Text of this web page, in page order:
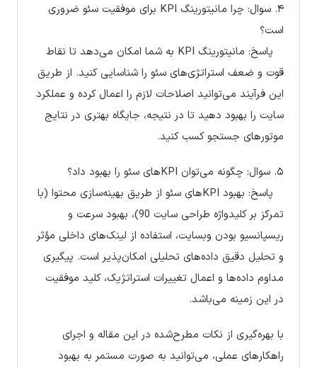
۴. سوال: چرا مانیتورینگ KPI برای موفقیت سئو ضروری
است؟
پاسخ: مانیتورینگ KPI به شما امکان می‌دهد تا نقاط
قوت و ضعف استراتژی‌های سئو را شناسایی کنید. از طریق
این فرآیند می‌توانید اصلاحات لازم را اعمال کرده و عملکرد
سایت را بهبود دهید تا در نتیجه، جایگاه بهتری در نتایج
موتورهای جستجو کسب کنید.
۵. سوال: چگونه می‌توان KPIهای سئو را بهبود داد؟
پاسخ: بهبود KPIهای سئو از طریق بهینه‌سازی محتوا (با
تمرکز بر کلیدواژه طراحی سایت 90)، بهبود سرعت و
ریسپانسیو بودن وبسایت، استفاده از لینک‌های داخلی مؤثر
و تحلیل دقیق داده‌های تحلیلی امکان‌پذیر است. پیگیری
مداوم داده‌ها و اعمال تغییرات استراتژیک، کلید موفقیت
در این زمینه می‌باشد.
با بهره‌گیری از نکات مطرح‌شده در این مقاله و اجرای
راهکارهای عملی، می‌توانید به صورت مستمر به بهبود